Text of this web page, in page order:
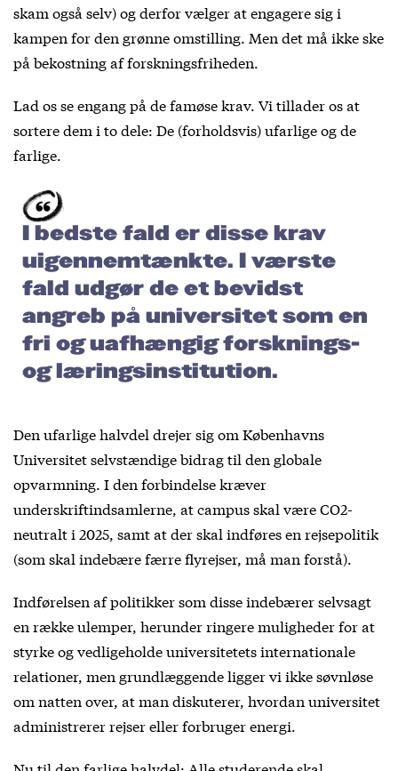
skam også selv) og derfor vælger at engagere sig i
kampen for den grønne omstilling. Men det må ikke ske
på bekostning af forskningsfriheden.
Lad os se engang på de famøse krav. Vi tillader os at
sortere dem i to dele: De (forholdsvis) ufarlige og de
farlige.
I bedste fald er disse krav
uigennemtænkte. I værste
fald udgør de et bevidst
angreb på universitet som en
fri og uafhængig forsknings-
og læringsinstitution.
Den ufarlige halvdel drejer sig om Københavns
Universitet selvstændige bidrag til den globale
opvarmning. I den forbindelse kræver
underskriftindsamlerne, at campus skal være CO2-
neutralt i 2025, samt at der skal indføres en rejsepolitik
(som skal indebære færre flyrejser, må man forstå).
Indførelsen af politikker som disse indebærer selvsagt
en række ulemper, herunder ringere muligheder for at
styrke og vedligeholde universitetets internationale
relationer, men grundlæggende ligger vi ikke søvnløse
om natten over, at man diskuterer, hvordan universitet
administrerer rejser eller forbruger energi.